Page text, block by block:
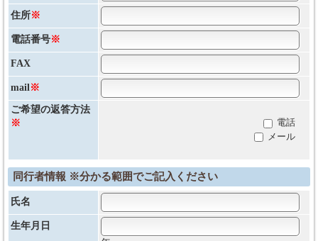
住所※
電話番号※
FAX
mail※
ご希望の返答方法
※
電話
メール
同行者情報 ※分かる範囲でご記入ください
氏名
生年月日